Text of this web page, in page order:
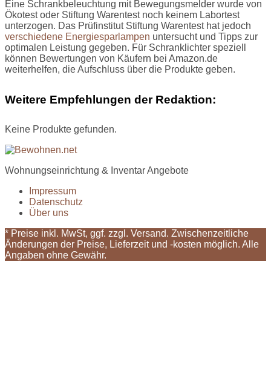
Eine Schrankbeleuchtung mit Bewegungsmelder wurde von
Ökotest oder Stiftung Warentest noch keinem Labortest
unterzogen. Das Prüfinstitut Stiftung Warentest hat jedoch
verschiedene Energiesparlampen untersucht und Tipps zur
optimalen Leistung gegeben. Für Schranklichter speziell
können Bewertungen von Käufern bei Amazon.de
weiterhelfen, die Aufschluss über die Produkte geben.
Weitere Empfehlungen der Redaktion:
Keine Produkte gefunden.
Wohnungseinrichtung & Inventar Angebote
Impressum
Datenschutz
Über uns
* Preise inkl. MwSt, ggf. zzgl. Versand. Zwischenzeitliche
Änderungen der Preise, Lieferzeit und -kosten möglich. Alle
Angaben ohne Gewähr.